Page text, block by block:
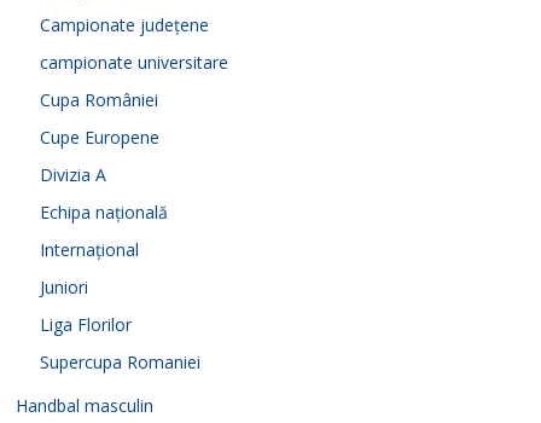
Campionate județene
campionate universitare
Cupa României
Cupe Europene
Divizia A
Echipa națională
Internațional
Juniori
Liga Florilor
Supercupa Romaniei
Handbal masculin